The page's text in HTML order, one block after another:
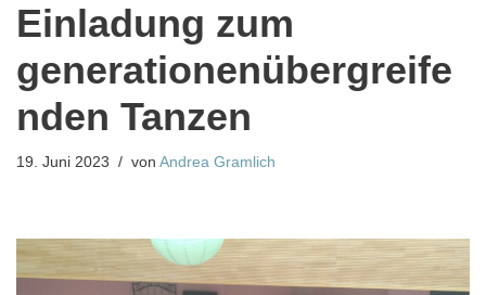
Einladung zum
generationenübergreife
nden Tanzen
19. Juni 2023 von Andrea Gramlich